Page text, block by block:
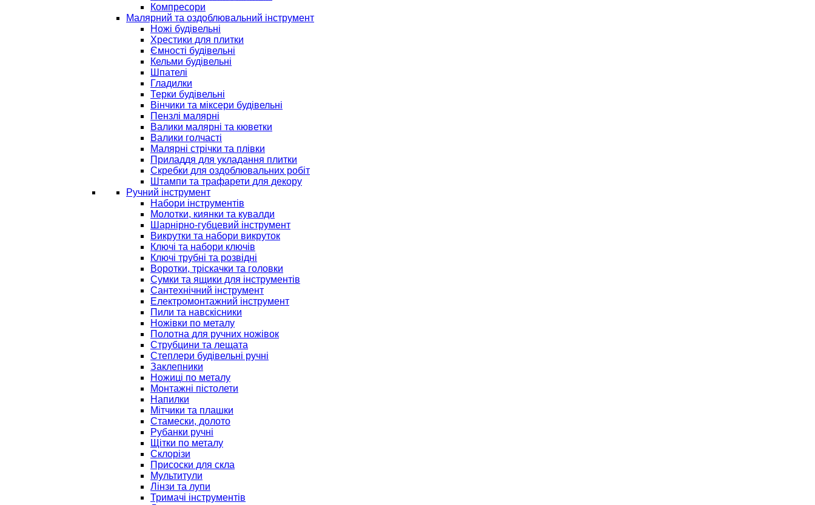
Компресори
Малярний та оздоблювальний інструмент
Ножі будівельні
Хрестики для плитки
Ємності будівельні
Кельми будівельні
Шпателі
Гладилки
Терки будівельні
Вінчики та міксери будівельні
Пензлі малярні
Валики малярні та кюветки
Валики голчасті
Малярні стрічки та плівки
Приладдя для укладання плитки
Скребки для оздоблювальних робіт
Штампи та трафарети для декору
Ручний інструмент
Набори інструментів
Молотки, киянки та кувалди
Шарнірно-губцевий інструмент
Викрутки та набори викруток
Ключі та набори ключів
Ключі трубні та розвідні
Воротки, тріскачки та головки
Сумки та ящики для інструментів
Сантехнічний інструмент
Електромонтажний інструмент
Пили та навскісники
Ножівки по металу
Полотна для ручних ножівок
Струбцини та лещата
Степлери будівельні ручні
Заклепники
Ножиці по металу
Монтажні пістолети
Напилки
Мітчики та плашки
Стамески, долото
Рубанки ручні
Щітки по металу
Склорізи
Присоски для скла
Мультитули
Лінзи та лупи
Тримачі інструментів